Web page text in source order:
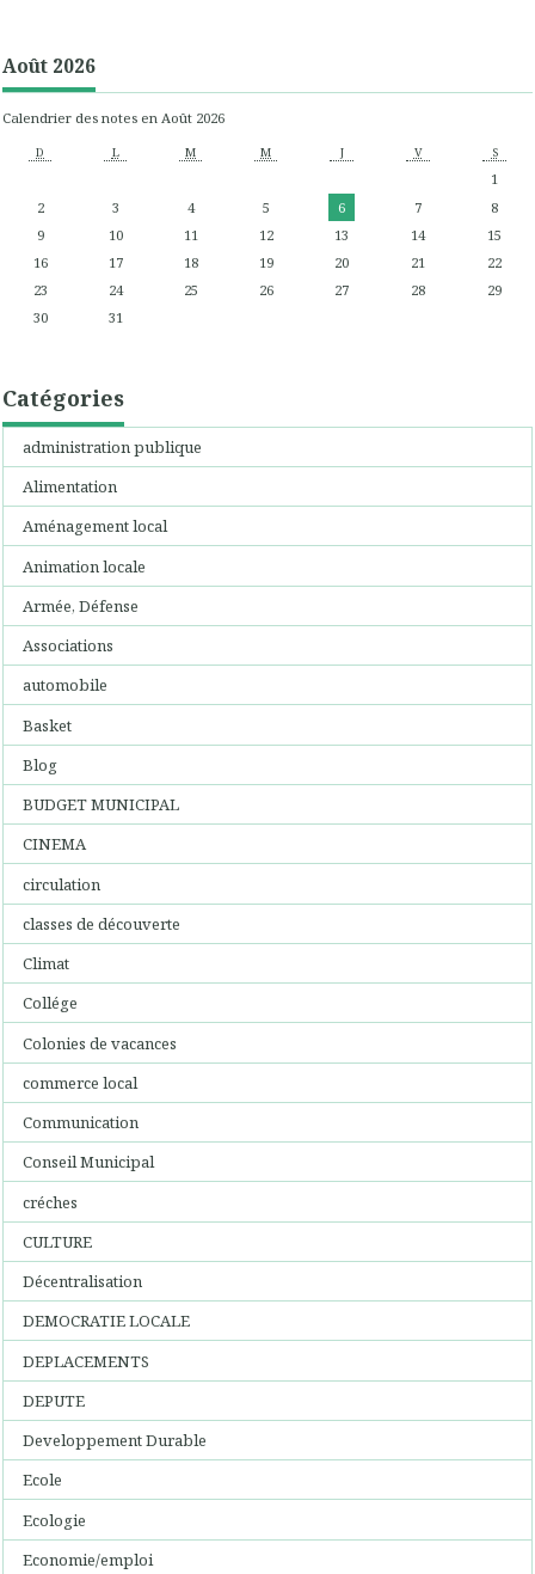
Août 2026
Calendrier des notes en Août 2026
D L M M J V S
1
2
3 4 5 6 7
8
9
10 11 12 13 14
15
16
17 18 19 20 21
22
23
24 25 26 27 28
29
30
31
Catégories
administration publique
Alimentation
Aménagement local
Animation locale
Armée, Défense
Associations
automobile
Basket
Blog
BUDGET MUNICIPAL
CINEMA
circulation
classes de découverte
Climat
Collége
Colonies de vacances
commerce local
Communication
Conseil Municipal
créches
CULTURE
Décentralisation
DEMOCRATIE LOCALE
DEPLACEMENTS
DEPUTE
Developpement Durable
Ecole
Ecologie
Economie/emploi